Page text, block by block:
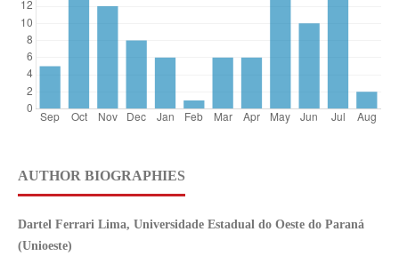
AUTHOR BIOGRAPHIES
Dartel Ferrari Lima, Universidade Estadual do Oeste do Paraná
(Unioeste)